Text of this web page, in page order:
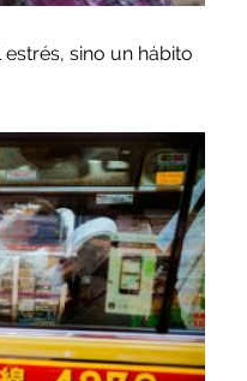
sino un hábito